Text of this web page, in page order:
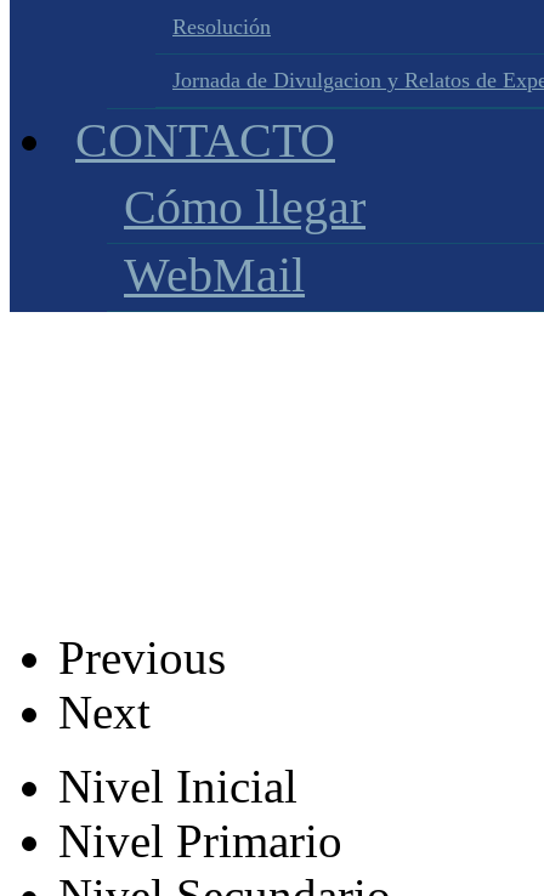
Resolución
Jornada de Divulgacion y Relatos de
CONTACTO
Cómo llegar
WebMail
Previous
Next
Nivel Inicial
Nivel Primario